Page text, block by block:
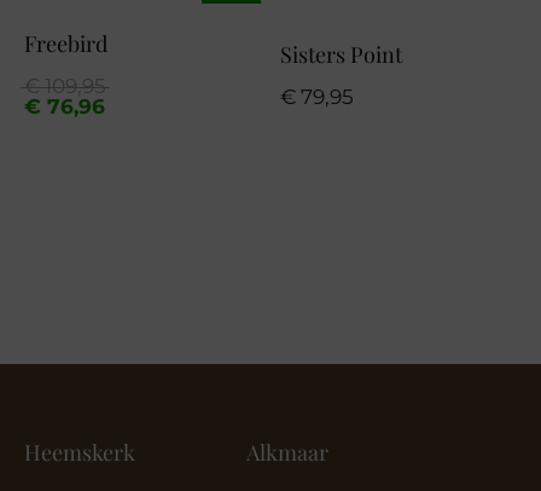
Freebird
€109,95
Oorspronkelijke
prijs
€ 76,96
Huidige
prijs
Sisters Point
€ 79,95
Heemskerk Alkmaar